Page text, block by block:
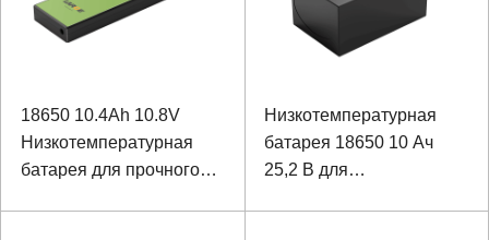
18650 10.4Ah 10.8V
Низкотемпературная
батарея для прочного
Низкотемпературная
батарея 18650 10 Ач
25,2 В для